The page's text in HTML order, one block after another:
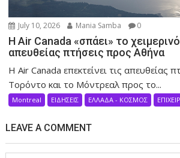
July 10, 2026 Mania Samba 0
Η Air Canada «σπάει» το
απευθείας πτήσεις προς Αθήνα
Η Air Canada επεκτείνει τις απευθείας
Τορόντο και το Μόντρεαλ προς το...
Montreal ΕΙΔΗΣΕΙΣ ΕΛΛΑΔΑ - ΚΟΣΜΟΣ
LEAVE A COMMENT